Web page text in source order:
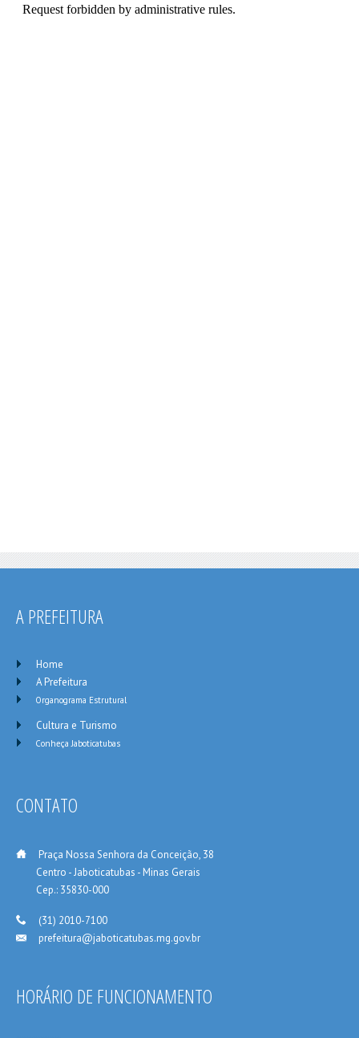
A PREFEITURA
Home
A Prefeitura
Organograma Estrutural
Cultura e Turismo
Conheça Jaboticatubas
CONTATO
Praça Nossa Senhora da Conceição, 38
Centro - Jaboticatubas - Minas Gerais
Cep.: 35830-000
(31) 2010-7100
prefeitura@jaboticatubas.mg.gov.br
HORÁRIO DE FUNCIONAMENTO